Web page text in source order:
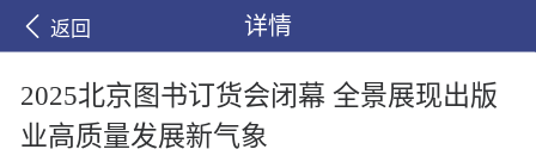
返回 详情
2025北京图书订货会闭幕 全景展现出版
业高质量发展新气象